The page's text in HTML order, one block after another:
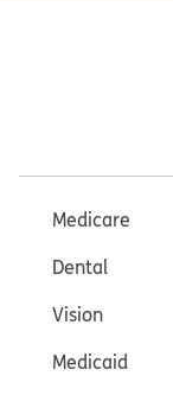
Medicare
Dental
Vision
Medicaid